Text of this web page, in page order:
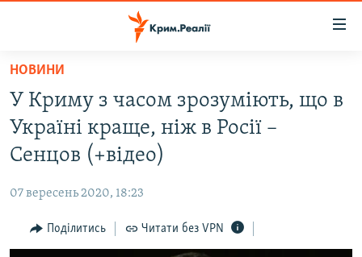
Перейти
основного
матеріалу
Перейти
до
основної
навігації
Перейти
до
ВОДА.КРИМ
ВІДЕО ТА ФОТО
БЛОГИ
ПОГЛЯД
НОВИНИ
У Криму з часом зрозуміють, що в
Україні краще, ніж в Росії –
Сенцов (+відео)
07 вересень 2020, 18:23
Поділитись Читати без VPN